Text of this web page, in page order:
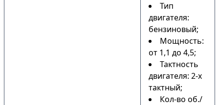
Тип
двигателя:
бензиновый;
Мощность:
от 1,1 до 4,5;
Тактность
двигателя: 2-х
тактный;
Кол-во об./